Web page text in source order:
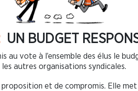
UN BUDGET
au vote à l’ensemble des élus le
autres organisations syndicales.
et de compromis. Elle